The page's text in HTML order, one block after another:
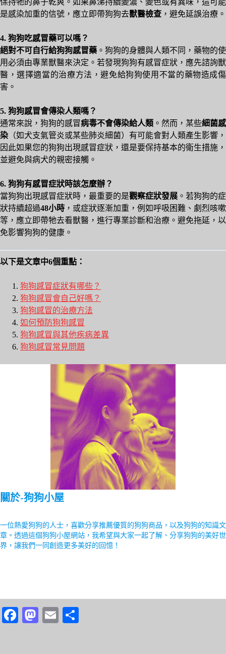
保持牠的鼻子乾爽。如果鼻涕持續變濃、變色或有異味，這可能
是感染加重的信號，應立即帶狗狗去獸醫檢查 ，避免延誤治療。
4. 狗狗吃感冒藥可以嗎？
絕對不可自行給狗狗感冒藥 。狗狗的身體與人類不同，藥物的使
用必須由專業獸醫來決定。若發現狗狗有感冒症狀，應先諮詢獸
醫，選擇適當的治療方法，避免給狗狗使用不當的藥物造成傷
害。
5. 狗狗感冒會傳染人類嗎？
通常來說，狗狗的感冒病毒不會傳染給人類 。然而，某些細菌感
染 （如犬支氣管炎或某些肺炎細菌）有可能會對人類產生影響，
因此如果您的狗狗出現感冒症狀，還是要保持基本的衛生措施，
並避免與病犬的親密接觸。
6. 狗狗有感冒症狀時該怎麼辦？
當狗狗出現感冒症狀時，最重要的是觀察症狀發展 。若狗狗的症
狀持續超過48小時 ，或症狀逐漸加重，例如呼吸困難、劇烈咳嗽
等，應立即帶牠去看獸醫，進行專業診斷和治療。避免拖延，以
免影響狗狗的健康。
以下是文章中6個重點：
狗狗感冒症狀有哪些？
狗狗感冒會自己好嗎？
狗狗感冒的治療方法
如何預防狗狗感冒
狗狗感冒與其他疾病差異
狗狗感冒常見問題
關於-狗狗小屋
一位熱愛狗狗的人士，喜歡分享推薦優質的狗狗商品，以及狗狗的知識文
章。透過這個狗狗小屋網站，我希望與大家一起了解、分享狗狗的美好世
界，讓我們一同創造更多美好的回憶！
Fa M
E